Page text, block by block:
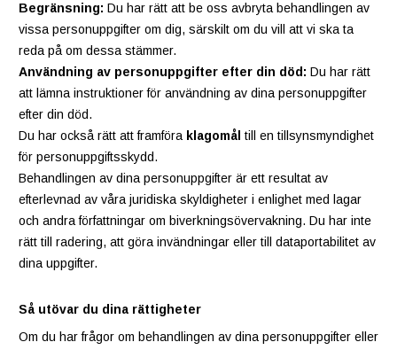
Begränsning: Du har rätt att be oss avbryta behandlingen av
vissa personuppgifter om dig, särskilt om du vill att vi ska ta
reda på om dessa stämmer.
Användning av personuppgifter efter din död: Du har rätt
att lämna instruktioner för användning av dina personuppgifter
efter din död.
Du har också rätt att framföra klagomål till en tillsynsmyndighet
för personuppgiftsskydd.
Behandlingen av dina personuppgifter är ett resultat av
efterlevnad av våra juridiska skyldigheter i enlighet med lagar
och andra författningar om biverkningsövervakning. Du har inte
rätt till radering, att göra invändningar eller till dataportabilitet av
dina uppgifter.
Så utövar du dina rättigheter
Om du har frågor om behandlingen av dina personuppgifter eller